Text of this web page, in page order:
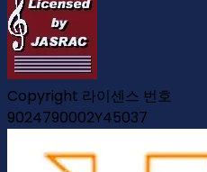
Copyright 라이센스 번호
9024790002Y45037